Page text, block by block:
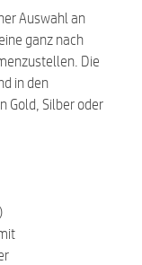
Auswahl an
ganz nach
Die
in den
Gold, Silber oder